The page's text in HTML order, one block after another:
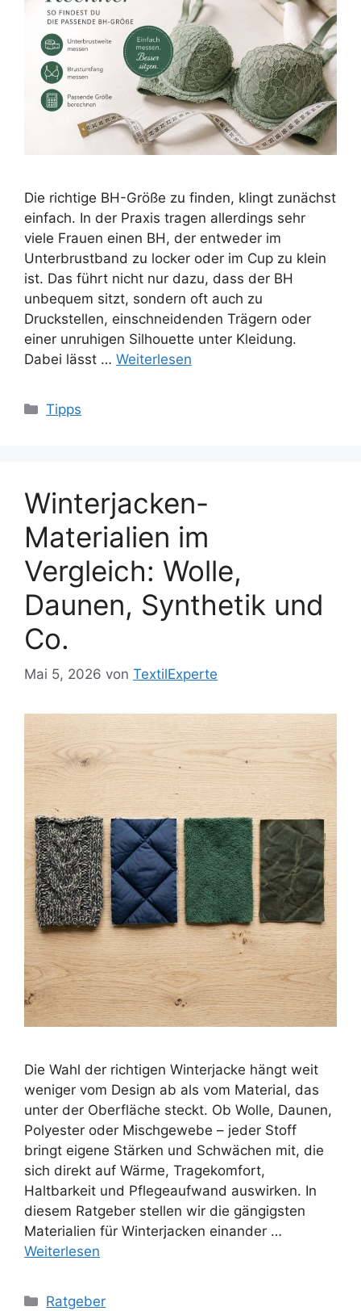
Die richtige BH-Größe zu finden, klingt zunächst
einfach. In der Praxis tragen allerdings sehr
viele Frauen einen BH, der entweder im
Unterbrustband zu locker oder im Cup zu klein
ist. Das führt nicht nur dazu, dass der BH
unbequem sitzt, sondern oft auch zu
Druckstellen, einschneidenden Trägern oder
einer unruhigen Silhouette unter Kleidung.
Dabei lässt … Weiterlesen
Kategorien
Tipps
Winterjacken-
Materialien im
Vergleich: Wolle,
Daunen, Synthetik und
Co.
Mai 5, 2026 von TextilExperte
Die Wahl der richtigen Winterjacke hängt weit
weniger vom Design ab als vom Material, das
unter der Oberfläche steckt. Ob Wolle, Daunen,
Polyester oder Mischgewebe – jeder Stoff
bringt eigene Stärken und Schwächen mit, die
sich direkt auf Wärme, Tragekomfort,
Haltbarkeit und Pflegeaufwand auswirken. In
diesem Ratgeber stellen wir die gängigsten
Materialien für Winterjacken einander …
Weiterlesen
Kategorien
Ratgeber